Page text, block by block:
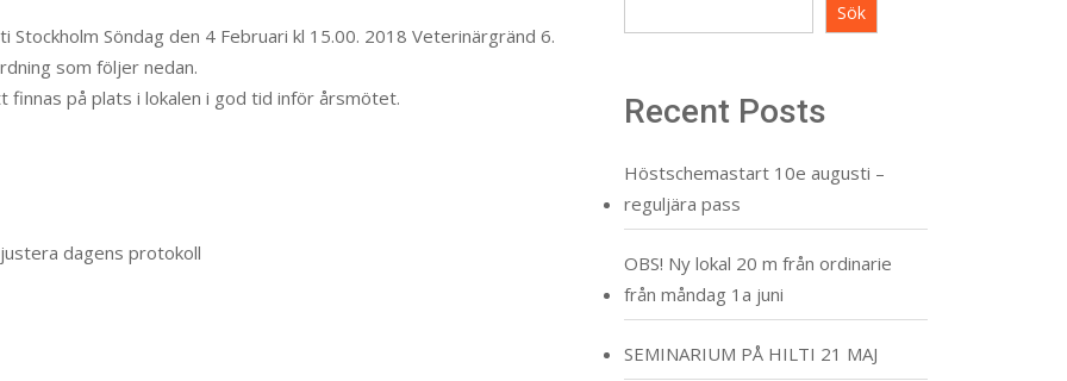
Söndag den 4 Februari kl 15.00. 2018 Veterinärgränd 6.
som följer nedan.
på plats i lokalen i god tid inför årsmötet.
dagens protokoll
Sök
Recent Posts
Höstschemastart 10e augusti –
reguljära pass
OBS! Ny lokal 20 m från ordinarie
från måndag 1a juni
SEMINARIUM PÅ HILTI 21 MAJ